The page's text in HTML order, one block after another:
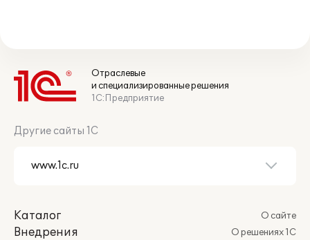
Отраслевые
и специализированные решения
1С:Предприятие
Другие сайты 1С
Каталог
Внедрения
О сайте
О решениях 1С